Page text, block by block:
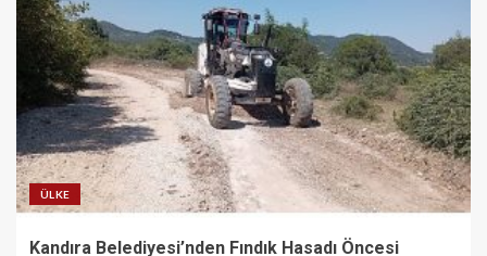
ÜLKE
Kandıra Belediyesi’nden Fındık Hasadı Öncesi